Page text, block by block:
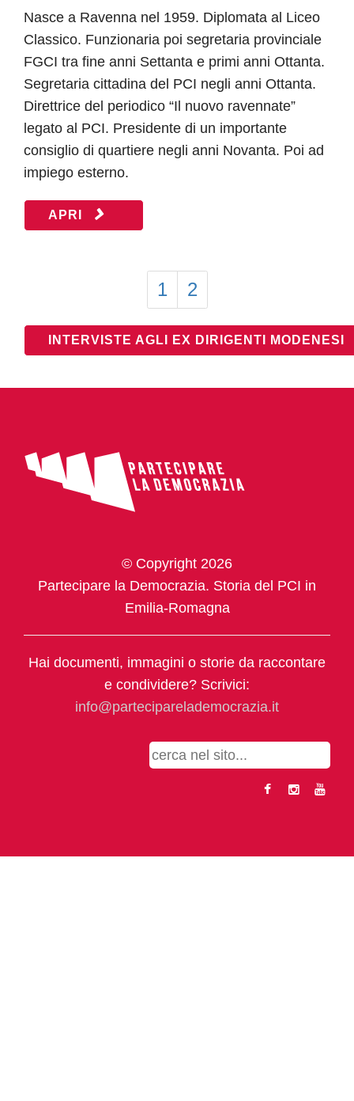
Nasce a Ravenna nel 1959. Diplomata al Liceo
Classico. Funzionaria poi segretaria provinciale
FGCI tra fine anni Settanta e primi anni Ottanta.
Segretaria cittadina del PCI negli anni Ottanta.
Direttrice del periodico “Il nuovo ravennate”
legato al PCI. Presidente di un importante
consiglio di quartiere negli anni Novanta. Poi ad
impiego esterno.
APRI
1 2
INTERVISTE AGLI EX DIRIGENTI MODENESI
© Copyright 2026
Partecipare la Democrazia. Storia del PCI in
Emilia-Romagna
Hai documenti, immagini o storie da raccontare
e condividere? Scrivici:
info@parteciparelademocrazia.it